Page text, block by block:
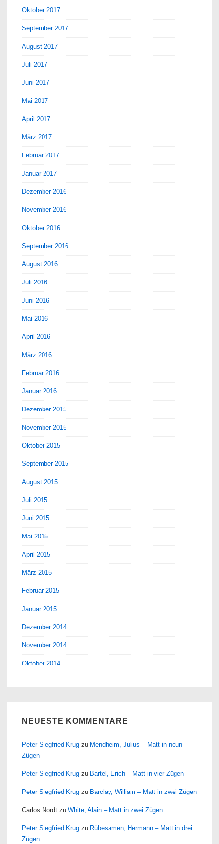
Oktober 2017
September 2017
August 2017
Juli 2017
Juni 2017
Mai 2017
April 2017
März 2017
Februar 2017
Januar 2017
Dezember 2016
November 2016
Oktober 2016
September 2016
August 2016
Juli 2016
Juni 2016
Mai 2016
April 2016
März 2016
Februar 2016
Januar 2016
Dezember 2015
November 2015
Oktober 2015
September 2015
August 2015
Juli 2015
Juni 2015
Mai 2015
April 2015
März 2015
Februar 2015
Januar 2015
Dezember 2014
November 2014
Oktober 2014
NEUESTE KOMMENTARE
Peter Siegfried Krug zu Mendheim, Julius – Matt in neun
Zügen
Peter Siegfried Krug zu Bartel, Erich – Matt in vier Zügen
Peter Siegfried Krug zu Barclay, William – Matt in zwei Zügen
Carlos Nordt zu White, Alain – Matt in zwei Zügen
Peter Siegfried Krug zu Rübesamen, Hermann – Matt in drei
Zügen